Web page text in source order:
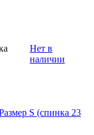
Нет в
наличии
S (спинка 23